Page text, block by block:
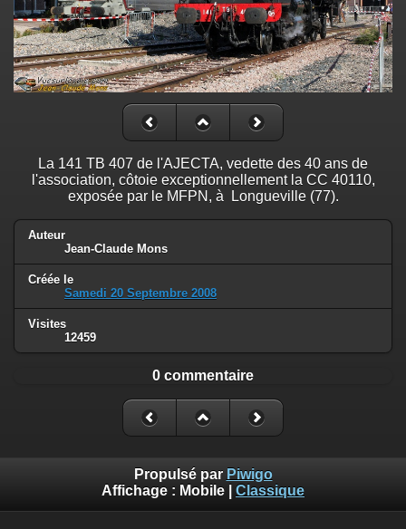
La 141 TB 407 de l'AJECTA, vedette des 40 ans de
l'association, côtoie exceptionnellement la CC 40110,
exposée par le MFPN, à Longueville (77).
Auteur
Jean-Claude Mons
Créée le
Samedi 20 Septembre 2008
Visites
12459
0 commentaire
Propulsé par Piwigo
Affichage : Mobile Classique